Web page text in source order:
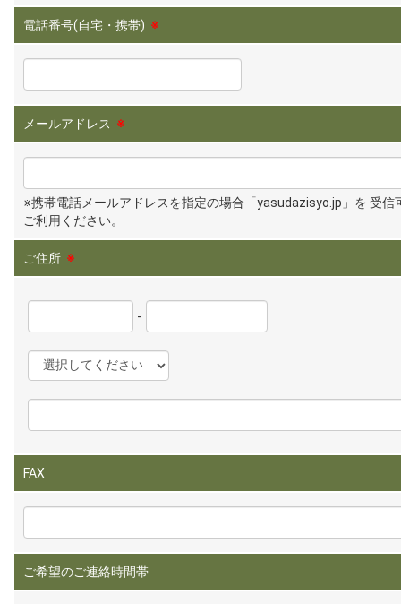
電話番号(自宅・携帯) ※
メールアドレス ※
※携帯電話メールアドレスを指定の場合「yasudazisyo.jp」を 受信
ご利用ください。
ご住所 ※
-
FAX
ご希望のご連絡時間帯